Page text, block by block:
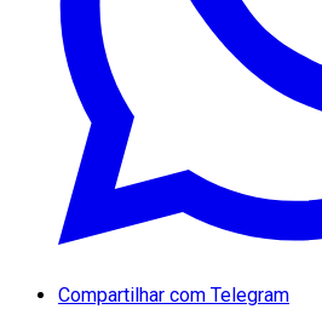
Compartilhar com Telegram